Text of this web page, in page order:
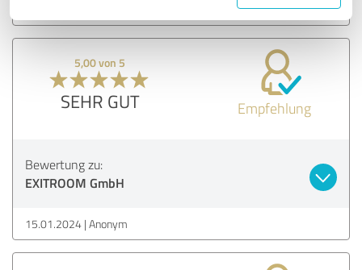
5,00 von 5
SEHR GUT Empfehlung
Bewertung zu:
EXITROOM GmbH
15.01.2024 Anonym